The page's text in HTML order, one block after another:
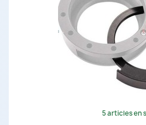
5 articles en